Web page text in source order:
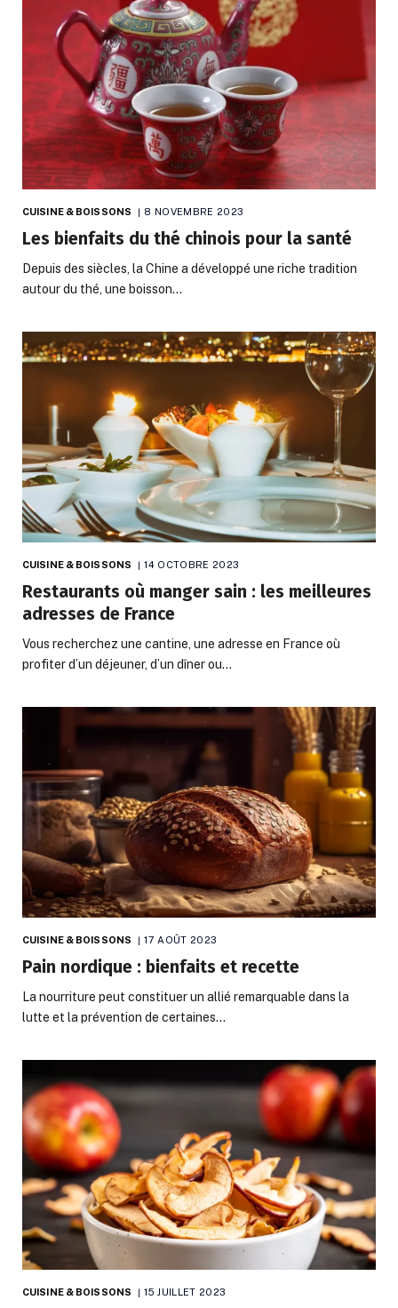
CUISINE & BOISSONS 8 NOVEMBRE 2023
Les bienfaits du thé chinois pour la santé
Depuis des siècles, la Chine a développé une riche tradition
autour du thé, une boisson…
CUISINE & BOISSONS 14 OCTOBRE 2023
Restaurants où manger sain : les meilleures
adresses de France
Vous recherchez une cantine, une adresse en France où
profiter d’un déjeuner, d’un dîner ou…
CUISINE & BOISSONS 17 AOÛT 2023
Pain nordique : bienfaits et recette
La nourriture peut constituer un allié remarquable dans la
lutte et la prévention de certaines…
CUISINE & BOISSONS 15 JUILLET 2023